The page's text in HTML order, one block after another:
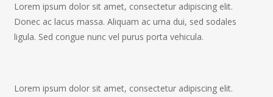
Lorem ipsum dolor sit amet, consectetur adipiscing elit.
Donec ac lacus massa. Aliquam ac urna dui, sed sodales
ligula. Sed congue nunc vel purus porta vehicula.
Lorem ipsum dolor sit amet, consectetur adipiscing elit.